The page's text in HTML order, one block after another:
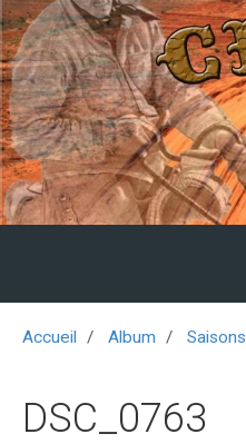
Accueil Album Saisons
DSC_0763